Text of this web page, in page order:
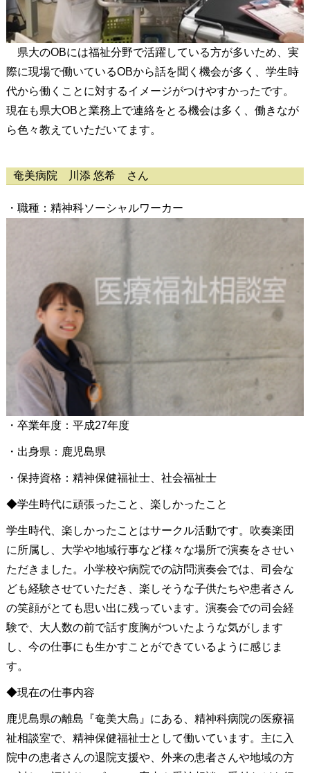
県大のOBには福祉分野で活躍している方が多いため、実
際に現場で働いているOBから話を聞く機会が多く、学生時
代から働くことに対するイメージがつけやすかったです。
現在も県大OBと業務上で連絡をとる機会は多く、働きなが
ら色々教えていただいてます。
奄美病院 川添 悠希 さん
・職種：精神科ソーシャルワーカー
・卒業年度：平成27年度
・出身県：鹿児島県
・保持資格：精神保健福祉士、社会福祉士
◆学生時代に頑張ったこと、楽しかったこと
学生時代、楽しかったことはサークル活動です。吹奏楽団
に所属し、大学や地域行事など様々な場所で演奏をさせい
ただきました。小学校や病院での訪問演奏会では、司会な
ども経験させていただき、楽しそうな子供たちや患者さん
の笑顔がとても思い出に残っています。演奏会での司会経
験で、大人数の前で話す度胸がついたような気がします
し、今の仕事にも生かすことができているように感じま
す。
◆現在の仕事内容
鹿児島県の離島『奄美大島』にある、精神科病院の医療福
祉相談室で、精神保健福祉士として働いています。主に入
院中の患者さんの退院支援や、外来の患者さんや地域の方